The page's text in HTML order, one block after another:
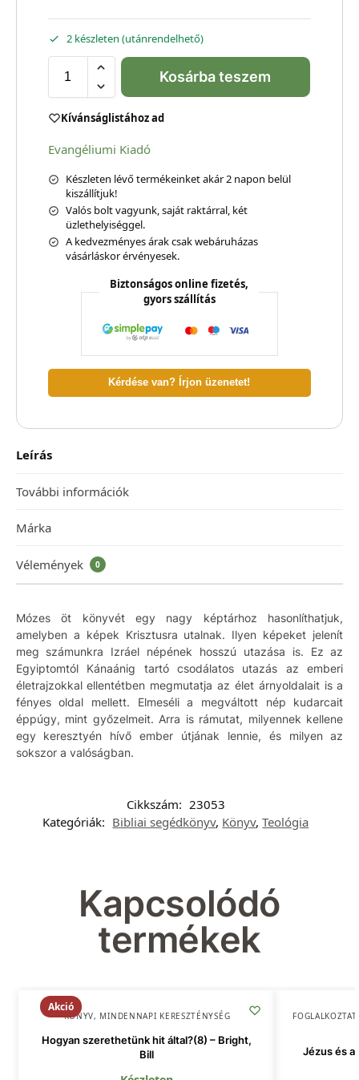
2 készleten (utánrendelhető)
Kosárba teszem
Kívánságlistához ad
Evangéliumi Kiadó
Készleten lévő termékeinket akár 2 napon belül
kiszállítjuk!
Valós bolt vagyunk, saját raktárral, két
üzlethelyiséggel.
A kedvezményes árak csak webáruházas
vásárláskor érvényesek.
Biztonságos online fizetés,
gyors szállítás
Kérdése van? Írjon üzenetet!
Leírás
További információk
Márka
Vélemények 0
Mózes öt könyvét egy nagy képtárhoz hasonlíthatjuk,
amelyben a képek Krisztusra utalnak. Ilyen képeket jelenít
meg számunkra Izráel népének hosszú utazása is. Ez az
Egyiptomtól Kánaánig tartó csodálatos utazás az emberi
életrajzokkal ellentétben megmutatja az élet árnyoldalait is a
fényes oldal mellett. Elmeséli a megváltott nép kudarcait
éppúgy, mint győzelmeit. Arra is rámutat, milyennek kellene
egy keresztyén hívő ember útjának lennie, és milyen az
sokszor a valóságban.
Cikkszám: 23053
Kategóriák: Bibliai segédkönyv, Könyv,Teológia
Kapcsolódó
termékek
Akció
KÖNYV, MINDENNAPI KERESZTÉNYSÉG
Hogyan szerethetünk hit által?(8) – Bright,
Bill
Jézus és a